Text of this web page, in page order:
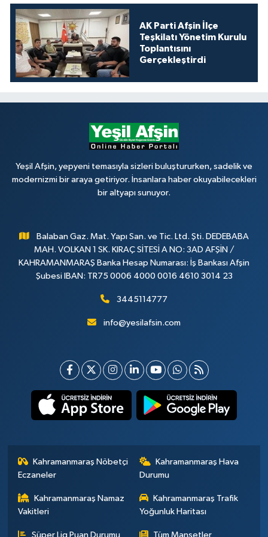
AK Parti Afşin İlçe
Teşkilatı Yönetim Kurulu
Toplantısını
Gerçekleştirdi
Yeşil Afşin, yepyeni temasıyla sizleri buluştururken, sadelik ve
modernizmi bir araya getiriyor. İnsanlara haber okuyabilecekleri
bir altyapı sunuyor.
Balaban Gaz. Mat. Yapı San. ve Tic. Ltd. Şti. DEDEBABA
MAH. VOLKAN 1 SK. KIRAÇ SİTESİ A NO: 3AD AFŞİN /
KAHRAMANMARAŞ Banka Hesap Numarası: İş Bankası Afşin
Şubesi IBAN: TR75 0006 4000 0016 4610 3014 23
3445114777
info@yesilafsin.com
Kahramanmaraş Nöbetçi
Eczaneler
Kahramanmaraş Hava
Durumu
Kahramanmaraş Namaz
Vakitleri
Kahramanmaraş Trafik
Yoğunluk Haritası
Süper Lig Puan Durumu Tüm Manşetler